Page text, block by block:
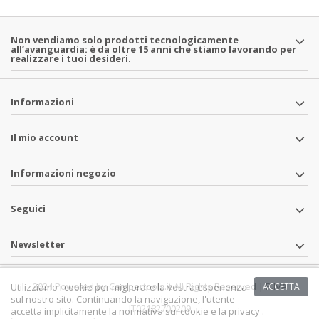
Non vendiamo solo prodotti tecnologicamente
all’avanguardia: è da oltre 15 anni che stiamo lavorando per
realizzare i tuoi desideri.
Informazioni
Il mio account
Informazioni negozio
Seguici
Newsletter
2024 Powered by Campertools.it All Rights Reserved | P.IVA
IT02182700209
ACCETTA
Utilizziamo i cookie per migliorare la vostra esperienza
sul nostro sito. Continuando la navigazione, l'utente
accetta implicitamente la normativa sui cookie e la privacy .